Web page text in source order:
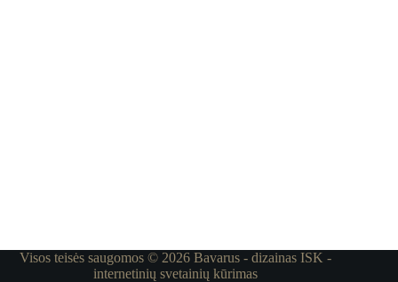
Visos teisės saugomos © 2026 Bavarus - dizainas ISK -
internetinių svetainių kūrimas